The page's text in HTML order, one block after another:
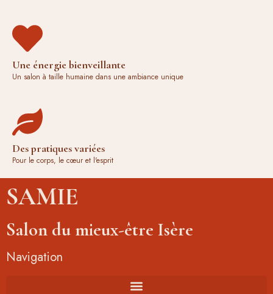
Une énergie bienveillante
Un salon à taille humaine dans une ambiance unique
Des pratiques variées
Pour le corps, le cœur et l'esprit
SAMIE
Salon du mieux-être Isère
Navigation